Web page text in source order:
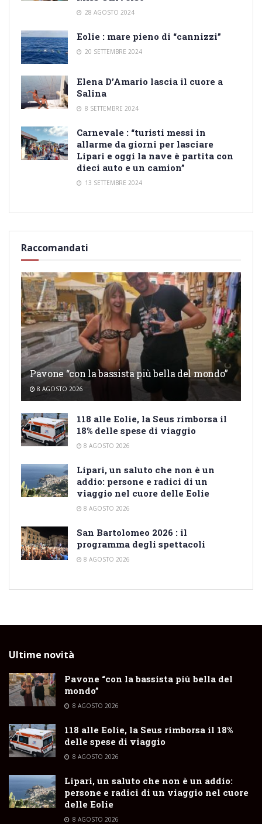
28 AGOSTO 2024
Eolie : mare pieno di “cannizzi”
20 SETTEMBRE 2024
Elena D’Amario lascia il cuore a
Salina
8 SETTEMBRE 2024
Carnevale : “turisti messi in
allarme da giorni per lasciare
Lipari e oggi la nave è partita con
dieci auto e un camion”
13 SETTEMBRE 2024
Raccomandati
Pavone “con la bassista più bella del mondo”
8 AGOSTO 2026
118 alle Eolie, la Seus rimborsa il
18% delle spese di viaggio
8 AGOSTO 2026
Lipari, un saluto che non è un
addio: persone e radici di un
viaggio nel cuore delle Eolie
8 AGOSTO 2026
San Bartolomeo 2026 : il
programma degli spettacoli
8 AGOSTO 2026
Ultime novità
Pavone “con la bassista più bella del
mondo”
8 AGOSTO 2026
118 alle Eolie, la Seus rimborsa il 18%
delle spese di viaggio
8 AGOSTO 2026
Lipari, un saluto che non è un addio:
persone e radici di un viaggio nel cuore
delle Eolie
8 AGOSTO 2026